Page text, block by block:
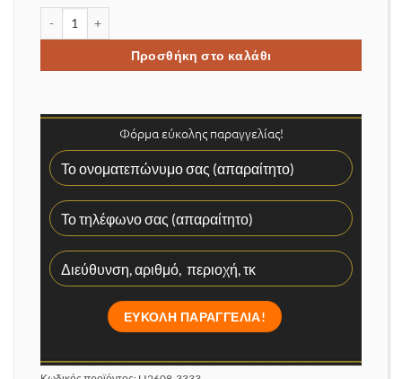
Προσθήκη στο καλάθι
Φόρμα εύκολης παραγγελίας!